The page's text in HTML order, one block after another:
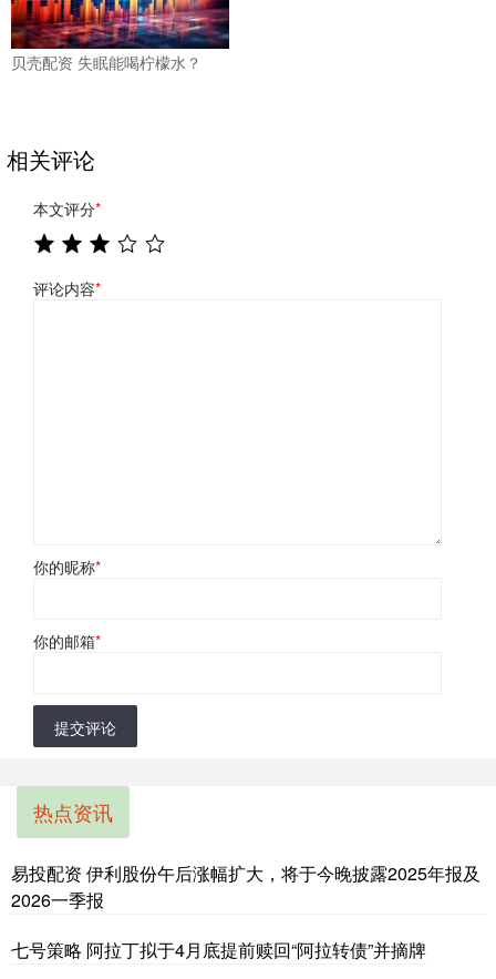
贝壳配资 失眠能喝柠檬水？
相关评论
本文评分*
评论内容*
你的昵称*
你的邮箱*
提交评论
热点资讯
易投配资 伊利股份午后涨幅扩大，将于今晚披露2025年报及
2026一季报
七号策略 阿拉丁拟于4月底提前赎回“阿拉转债”并摘牌